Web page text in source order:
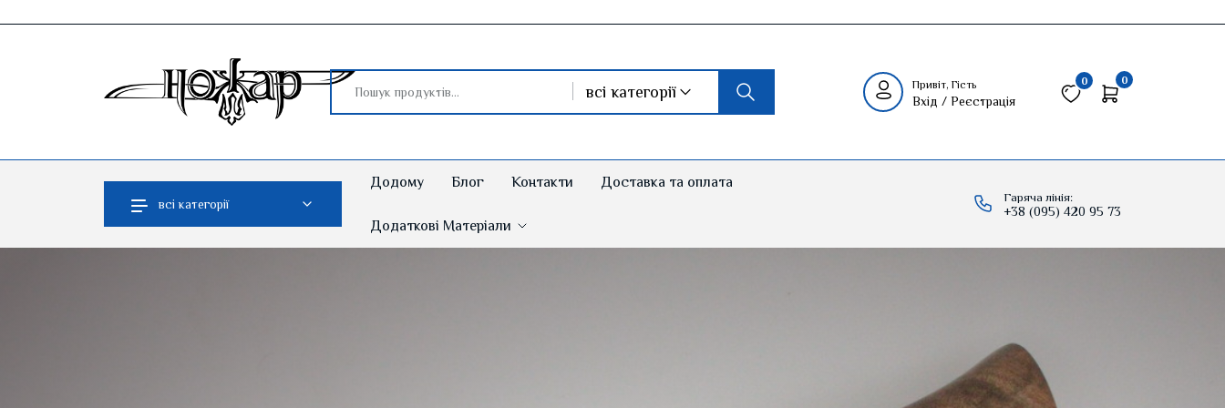
всі категорії Привіт, Гість
Вхід / Реєстрація
0 0
всі категорії
Додому Блог Контакти Доставка та оплата
Додаткові Матеріали
Гаряча лінія:
+38 (095) 420 95 73